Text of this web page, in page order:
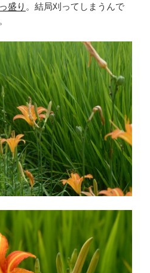
盛り 。結局刈ってしまうんで